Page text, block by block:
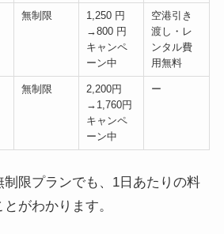
無制限
1,250 円
→800 円
キャンペ
ーン中
空港引き
渡し・レ
ンタル費
用無料
無制限
2,200円
→1,760円
キャンペ
ーン中
ー
制限プランでも、1日あたりの料
がわかります。